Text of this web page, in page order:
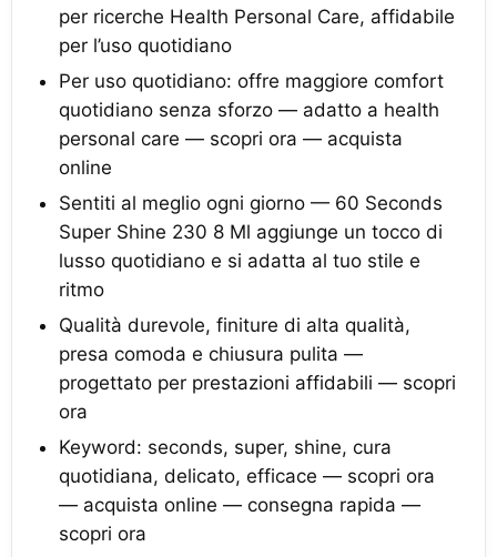
per ricerche Health Personal Care, affidabile
per l’uso quotidiano
Per uso quotidiano: offre maggiore comfort
quotidiano senza sforzo — adatto a health
personal care — scopri ora — acquista
online
Sentiti al meglio ogni giorno — 60 Seconds
Super Shine 230 8 Ml aggiunge un tocco di
lusso quotidiano e si adatta al tuo stile e
ritmo
Qualità durevole, finiture di alta qualità,
presa comoda e chiusura pulita —
progettato per prestazioni affidabili — scopri
ora
Keyword: seconds, super, shine, cura
quotidiana, delicato, efficace — scopri ora
— acquista online — consegna rapida —
scopri ora